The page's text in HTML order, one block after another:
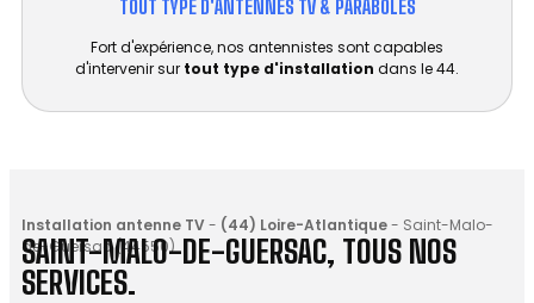
TOUT TYPE D'ANTENNES TV & PARABOLES
Fort d'expérience, nos antennistes sont capables
d'intervenir sur tout type d'installation dans le 44.
Installation antenne TV- (44) Loire-Atlantique- Saint-Malo-
de-Guersac (44550)
SAINT-MALO-DE-GUERSAC, TOUS NOS
SERVICES.